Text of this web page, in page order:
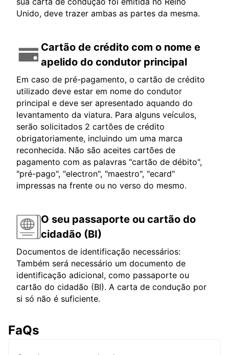
Unido, deve trazer ambas as partes da mesma.
Cartão de crédito com o nome e
apelido do condutor principal
Em caso de pré-pagamento, o cartão de crédito
utilizado deve estar em nome do condutor
principal e deve ser apresentado aquando do
levantamento da viatura. Para alguns veículos,
serão solicitados 2 cartões de crédito
obrigatoriamente, incluindo um uma marca
reconhecida. Não são aceites cartões de
pagamento com as palavras "cartão de débito",
"pré-pago", "electron", "maestro", "ecard"
impressas na frente ou no verso do mesmo.
O seu passaporte ou cartão do
cidadão (BI)
Documentos de identificação necessários:
Também será necessário um documento de
identificação adicional, como passaporte ou
cartão do cidadão (BI). A carta de condução por
si só não é suficiente.
FaQs